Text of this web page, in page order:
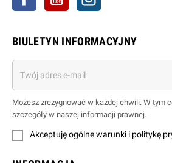
BIULETYN INFORMACYJNY
Możesz zrezygnować w każdej chwili. W tym
szczegóły w naszej informacji prawnej.
Akceptuję ogólne warunki i politykę